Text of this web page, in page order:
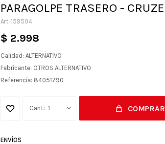
PARAGOLPE TRASERO - CRUZE
159504
$ 2.998
Calidad: ALTERNATIVO
Fabricante: OTROS ALTERNATIVO
Referencia: 84051790
1 COMPRAR
ENVÍOS